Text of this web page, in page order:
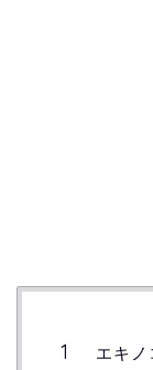
エキノ